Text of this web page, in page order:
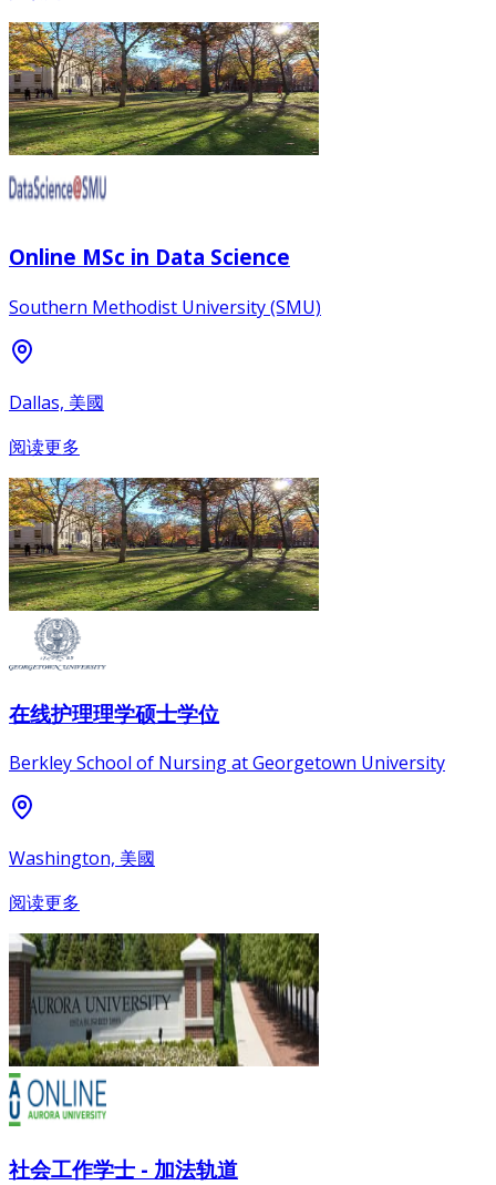
Online MSc in Data Science
Southern Methodist University (SMU)
Dallas, 美國
阅读更多
在线护理理学硕士学位
Berkley School of Nursing at Georgetown University
Washington, 美國
阅读更多
社会工作学士 - 加法轨道